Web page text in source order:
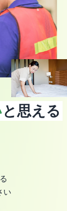
と思える
い